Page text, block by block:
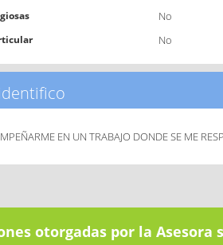
No
No
EN UN TRABAJO DONDE SE ME
otorgadas por la Asesora